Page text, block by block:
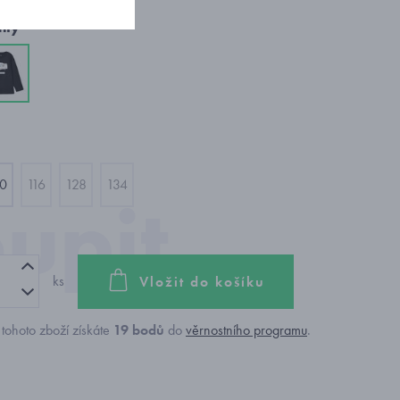
116 128 134
ks Vložit do košíku
zboží získáte 19 bodů dověrnostního programu.